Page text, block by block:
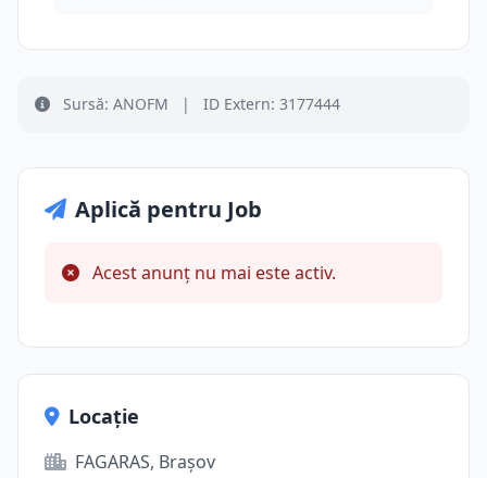
Sursă: ANOFM | ID Extern: 3177444
Aplică pentru Job
Acest anunț nu mai este activ.
Locație
FAGARAS, Brașov